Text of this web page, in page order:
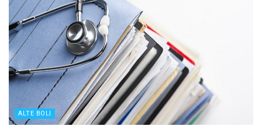
ALTE BOLI